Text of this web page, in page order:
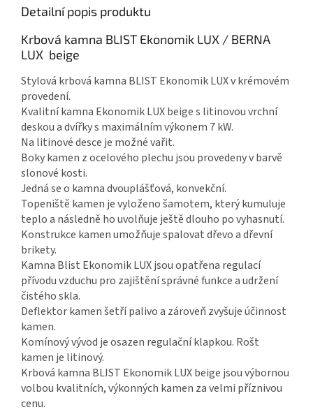
Detailní popis produktu
Krbová kamna BLIST Ekonomik LUX / BERNA
LUX beige
Stylová krbová kamna BLIST Ekonomik LUX v krémovém
provedení.
Kvalitní kamna Ekonomik LUX beige s litinovou vrchní
deskou a dvířky s maximálním výkonem 7 kW.
Na litinové desce je možné vařit.
Boky kamen z ocelového plechu jsou provedeny v barvě
slonové kosti.
Jedná se o kamna dvouplášťová, konvekční.
Topeniště kamen je vyloženo šamotem, který kumuluje
teplo a následně ho uvolňuje ještě dlouho po vyhasnutí.
Konstrukce kamen umožňuje spalovat dřevo a dřevní
brikety.
Kamna Blist Ekonomik LUX jsou opatřena regulací
přívodu vzduchu pro zajištění správné funkce a udržení
čistého skla.
Deflektor kamen šetří palivo a zároveň zvyšuje účinnost
kamen.
Komínový vývod je osazen regulační klapkou. Rošt
kamen je litinový.
Krbová kamna BLIST Ekonomik LUX beige jsou výbornou
volbou kvalitních, výkonných kamen za velmi příznivou
cenu.